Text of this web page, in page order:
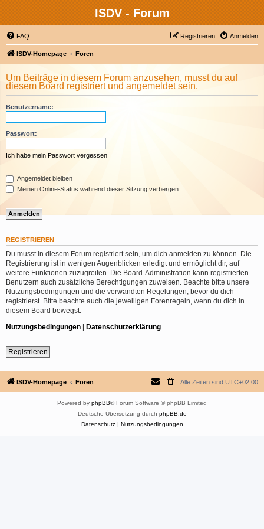
ISDV - Forum
FAQ Anmelden
Registrieren
ISDV-Homepage Foren
Um Beiträge in diesem Forum anzusehen, musst du auf
diesem Board registriert und angemeldet sein.
Benutzername:
Passwort:
Ich habe mein Passwort vergessen
Angemeldet bleiben
Meinen Online-Status während dieser Sitzung verbergen
REGISTRIEREN
Du musst in diesem Forum registriert sein, um dich anmelden zu können. Die
Registrierung ist in wenigen Augenblicken erledigt und ermöglicht dir, auf
weitere Funktionen zuzugreifen. Die Board-Administration kann registrierten
Benutzern auch zusätzliche Berechtigungen zuweisen. Beachte bitte unsere
Nutzungsbedingungen und die verwandten Regelungen, bevor du dich
registrierst. Bitte beachte auch die jeweiligen Forenregeln, wenn du dich in
diesem Board bewegst.
Nutzungsbedingungen | Datenschutzerklärung
Registrieren
ISDV-Homepage Foren Alle Zeiten sind UTC+02:00
Powered by phpBB® Forum Software © phpBB Limited
Deutsche Übersetzung durch phpBB.de
Datenschutz| Nutzungsbedingungen